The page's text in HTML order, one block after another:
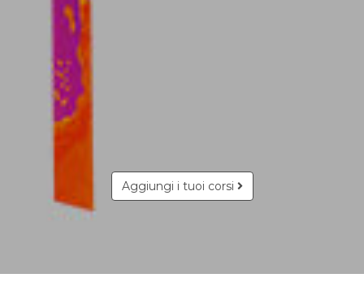
Aggiungi i tuoi corsi